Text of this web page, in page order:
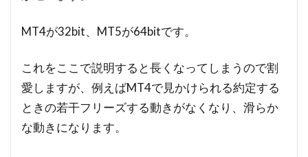
MT4が32bit、MT5が64bitです。
これをここで説明すると長くなってしまうので割
愛しますが、例えばMT4で見かけられる約定する
ときの若干フリーズする動きがなくなり、滑らか
な動きになります。